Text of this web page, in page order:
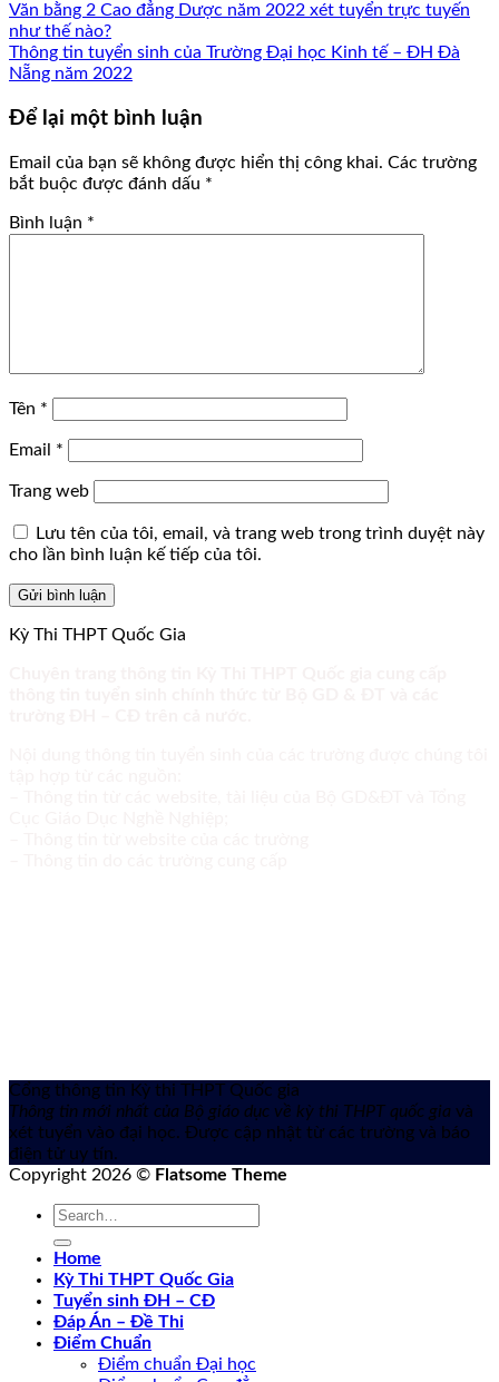
Văn bằng 2 Cao đẳng Dược năm 2022 xét tuyển trực tuyến
như thế nào?
Thông tin tuyển sinh của Trường Đại học Kinh tế – ĐH Đà
Nẵng năm 2022
Để lại một bình luận
Email của bạn sẽ không được hiển thị công khai. Các trường
bắt buộc được đánh dấu *
Bình luận *
Tên *
Email *
Trang web
Lưu tên của tôi, email, và trang web trong trình duyệt này
cho lần bình luận kế tiếp của tôi.
Kỳ Thi THPT Quốc Gia
Cổng thông tin Kỳ thi THPT Quốc gia
Thông tin mới nhất của Bộ giáo dục về kỳ thi THPT quốc gia và
xét tuyển vào đại học. Được cập nhật từ các trường và báo
điện tử uy tín.
Copyright 2026 © Flatsome Theme
Home
Kỳ Thi THPT Quốc Gia
Tuyển sinh ĐH – CĐ
Đáp Án – Đề Thi
Điểm Chuẩn
Điểm chuẩn Đại học